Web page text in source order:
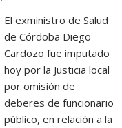
El exministro de Salud
de Córdoba Diego
Cardozo fue imputado
hoy por la Justicia local
por omisión de
deberes de funcionario
público, en relación a la